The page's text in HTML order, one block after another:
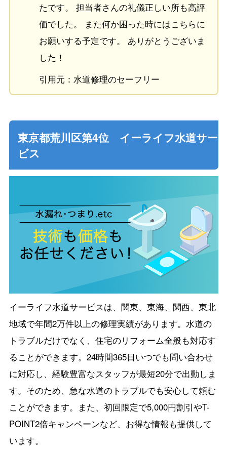
たです。 担当者さんの礼儀正しい所も高評
価でした。 また何か困った時にはこちらに
お願いする予定です。 ありがとうございま
した！
引用元：水道修理のセーフリー
東京都荒川区第4位 イーライフ水道サー
ビス
イーライフ水道サービスは、関東、東海、関西、東北
地域で年間2万件以上の修理実績があります。水道の
トラブルだけでなく、住宅のリフォーム全般も対応す
ることができます。24時間365日いつでも問い合わせ
に対応し、経験豊富なスタッフが最短20分で出動しま
す。そのため、急な水道のトラブルでも安心して頼む
ことができます。また、初回限定で5,000円割引やT-
POINT2倍キャンペーンなど、お得な情報も提供して
います。